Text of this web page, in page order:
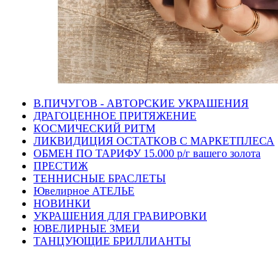
В.ПИЧУГОВ - АВТОРСКИЕ УКРАШЕНИЯ
ДРАГОЦЕННОЕ ПРИТЯЖЕНИЕ
КОСМИЧЕСКИЙ РИТМ
ЛИКВИДИЦИЯ ОСТАТКОВ С МАРКЕТПЛЕСА
ОБМЕН ПО ТАРИФУ 15.000 р/г вашего золота
ПРЕСТИЖ
ТЕННИСНЫЕ БРАСЛЕТЫ
Ювелирное АТЕЛЬЕ
НОВИНКИ
УКРАШЕНИЯ ДЛЯ ГРАВИРОВКИ
ЮВЕЛИРНЫЕ ЗМЕИ
ТАНЦУЮЩИЕ БРИЛЛИАНТЫ